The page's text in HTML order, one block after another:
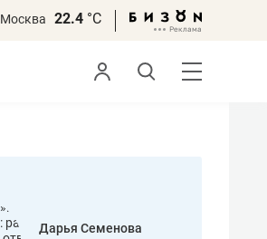
Москва 22.4 °С
Дарья Семенова